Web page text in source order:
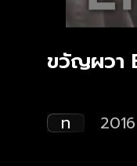
ขวัญผวา
ท 2016